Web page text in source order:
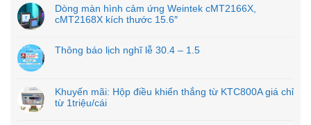
Dòng màn hình cảm ứng Weintek cMT2166X,
cMT2168X kích thước 15.6″
Thông báo lịch nghĩ lễ 30.4 – 1.5
Khuyến mãi: Hộp điều khiển thắng từ KTC800A giá chỉ
từ 1triệu/cái